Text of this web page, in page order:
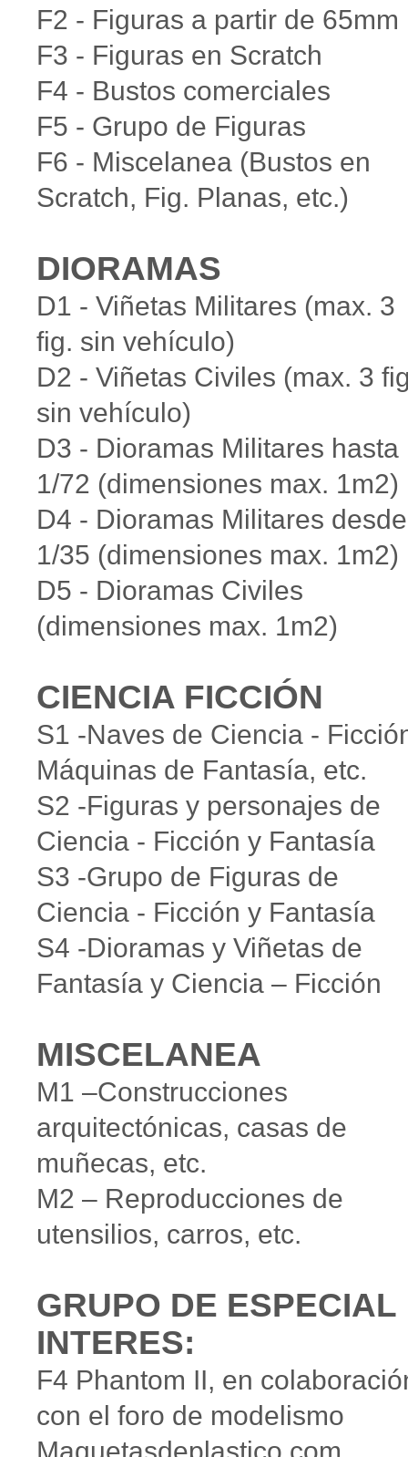
F2 - Figuras a partir de 65mm
F3 - Figuras en Scratch
F4 - Bustos comerciales
F5 - Grupo de Figuras
F6 - Miscelanea (Bustos en
Scratch, Fig. Planas, etc.)
DIORAMAS
D1 - Viñetas Militares (max. 3
fig. sin vehículo)
D2 - Viñetas Civiles (max. 3
sin vehículo)
D3 - Dioramas Militares hasta
1/72 (dimensiones max. 1m2)
D4 - Dioramas Militares desde
1/35 (dimensiones max. 1m2)
D5 - Dioramas Civiles
(dimensiones max. 1m2)
CIENCIA FICCIÓN
S1 -Naves de Ciencia -
Máquinas de Fantasía, etc.
S2 -Figuras y personajes de
Ciencia - Ficción y Fantasía
S3 -Grupo de Figuras de
Ciencia - Ficción y Fantasía
S4 -Dioramas y Viñetas de
Fantasía y Ciencia – Ficción
MISCELANEA
M1 –Construcciones
arquitectónicas, casas de
muñecas, etc.
M2 – Reproducciones de
utensilios, carros, etc.
GRUPO DE ESPECIAL
INTERES:
F4 Phantom II, en
con el foro de modelismo
Maquetasdeplastico.com.